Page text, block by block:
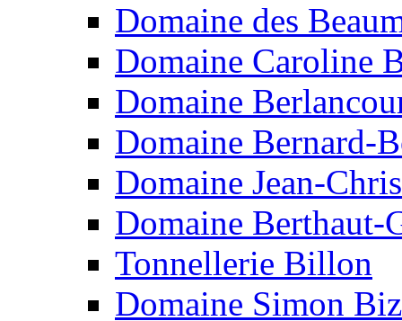
Domaine des
Domaine Caroline
Domaine
Domaine Bernard-
Domaine Jean-
Domaine Berthaut-
Tonnellerie Billon
Domaine Simon